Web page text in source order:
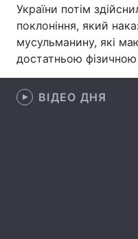
Головна
України потім
поклоніння, який
мусульманину, які
достатньою
ВІДЕО ДНЯ